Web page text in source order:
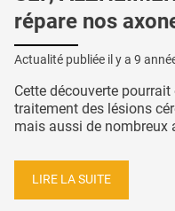
répare nos
Actualité publiée il y a 9
Cette découverte pourrait
traitement des lésions
mais aussi de nombreux
LIRE LA SUITE